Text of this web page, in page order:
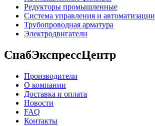
Редукторы промышленные
Система управления и автоматизации
Трубопроводная арматура
Электродвигатели
СнабЭкспрессЦентр
Производители
О компании
Доставка и оплата
Новости
FAQ
Контакты